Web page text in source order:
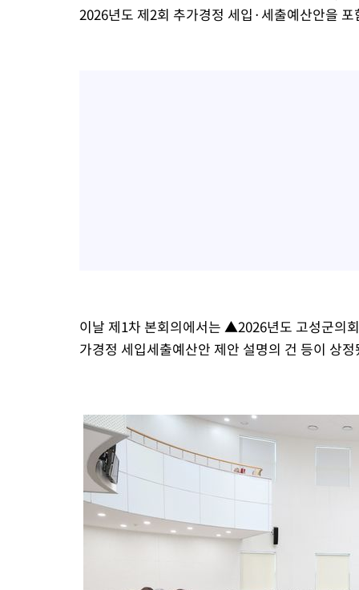
2026년도 제2회 추가경정 세입·세출예산안을
이날 제1차 본회의에서는 ▲2026년도 고성군의
가경정 세입세출예산안 제안 설명의 건 등이 상